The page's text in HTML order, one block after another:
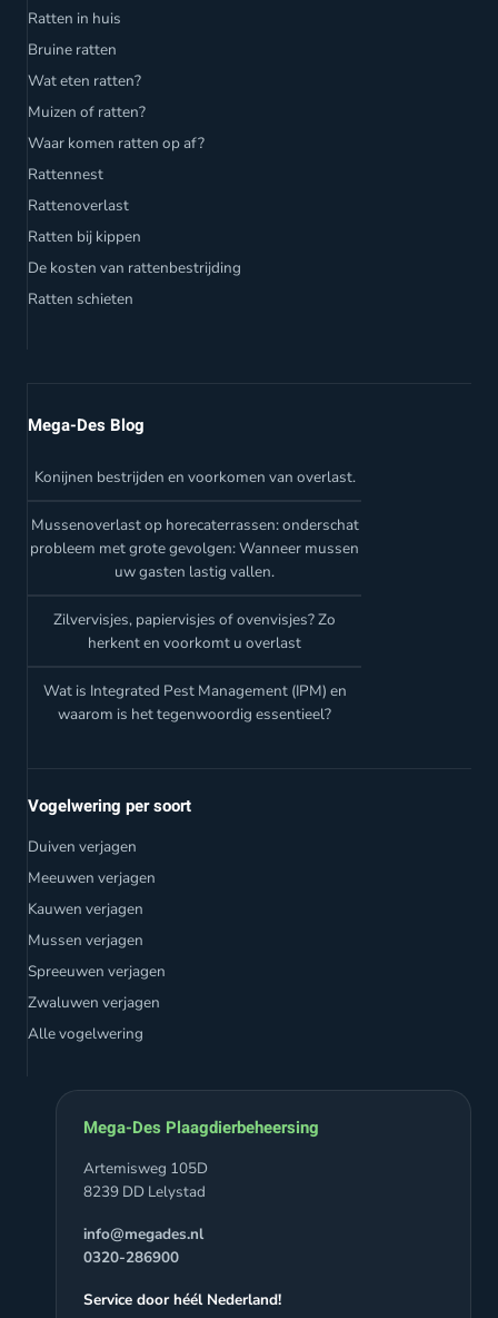
Ratten in huis
Bruine ratten
Wat eten ratten?
Muizen of ratten?
Waar komen ratten op af?
Rattennest
Rattenoverlast
Ratten bij kippen
De kosten van rattenbestrijding
Ratten schieten
Mega-Des Blog
Konijnen bestrijden en voorkomen van overlast.
Mussenoverlast op horecaterrassen: onderschat
probleem met grote gevolgen: Wanneer mussen
uw gasten lastig vallen.
Zilvervisjes, papiervisjes of ovenvisjes? Zo
herkent en voorkomt u overlast
Wat is Integrated Pest Management (IPM) en
waarom is het tegenwoordig essentieel?
Vogelwering per soort
Duiven verjagen
Meeuwen verjagen
Kauwen verjagen
Mussen verjagen
Spreeuwen verjagen
Zwaluwen verjagen
Alle vogelwering
Mega-Des Plaagdierbeheersing
Artemisweg 105D
8239 DD Lelystad
info@megades.nl
0320-286900
Service door héél Nederland!